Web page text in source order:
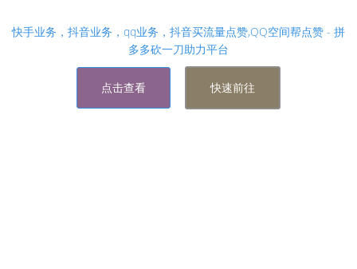
快手业务，抖音业务，qq业务，抖音买流量点赞,QQ空间帮点赞 - 拼
多多砍一刀助力平台
点击查看 快速前往